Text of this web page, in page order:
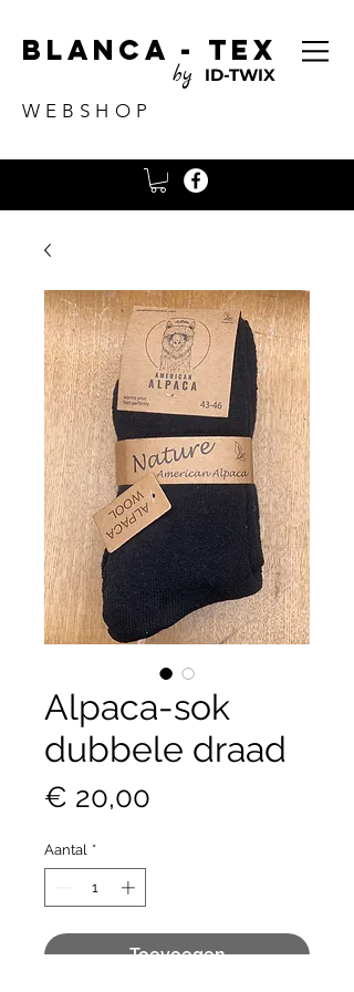
Blanca - tex
by ID-TWIX
WEBSHOP
Alpaca-sok
dubbele draad
€ 20,00
Aantal *
Toevoegen